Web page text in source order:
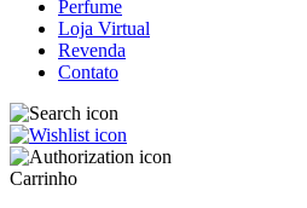
Perfume
Loja Virtual
Revenda
Contato
Carrinho